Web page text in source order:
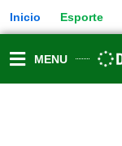
para
o
conteúdo
Inicio Esporte
MENU